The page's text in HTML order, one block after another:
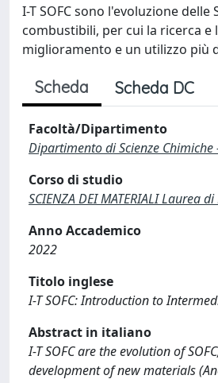
I-T SOFC sono l'evoluzione
combustibili, per cui la ricerca
miglioramento e un utilizzo più
Scheda Scheda DC
Facoltà/Dipartimento
Dipartimento di Scienze Chimiche
Corso di studio
SCIENZA DEI MATERIALI Laurea
Anno Accademico
2022
Titolo inglese
I-T SOFC: Introduction to
Abstract in italiano
I-T SOFC are the evolution of
development of new materials